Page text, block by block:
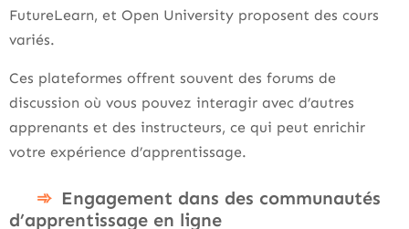
FutureLearn, et Open University proposent des cours
variés.
Ces plateformes offrent souvent des forums de
discussion où vous pouvez interagir avec d’autres
apprenants et des instructeurs, ce qui peut enrichir
votre expérience d’apprentissage.
Engagement dans des communautés
d’apprentissage en ligne